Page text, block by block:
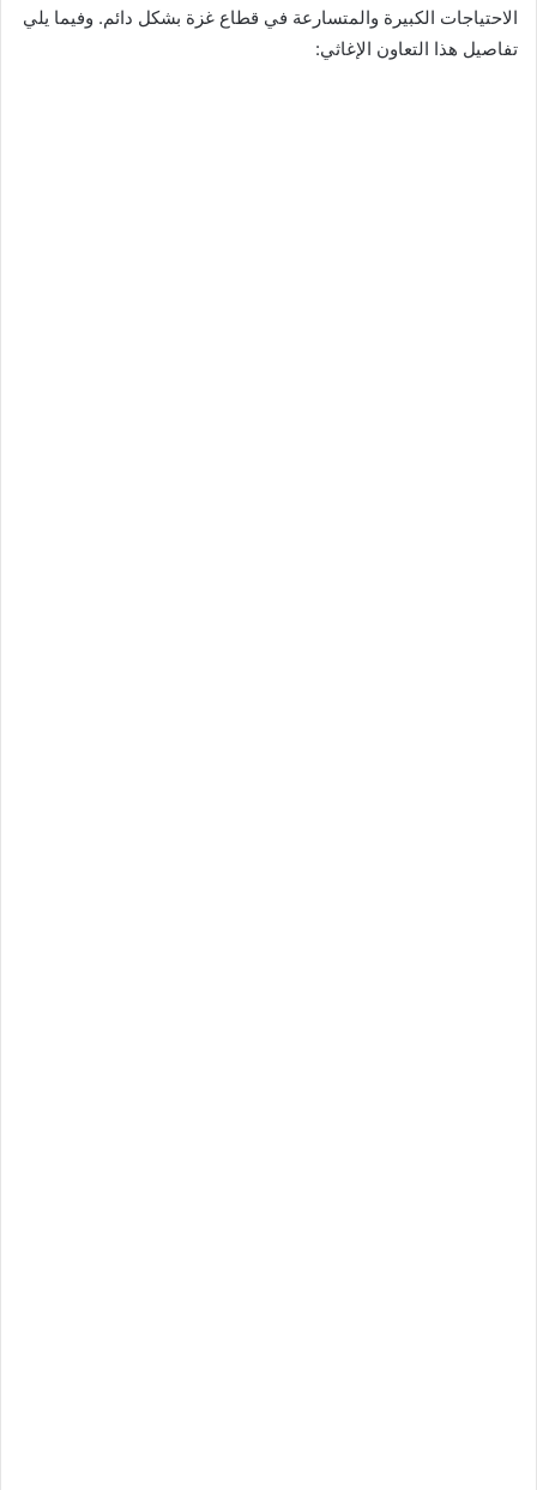
الاحتياجات الكبيرة والمتسارعة في قطاع غزة بشكل دائم. وفيما يلي
تفاصيل هذا التعاون الإغاثي: